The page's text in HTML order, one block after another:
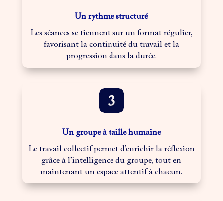
Un rythme structuré
Les séances se tiennent sur un format régulier,
favorisant la continuité du travail et la
progression dans la durée.
Un groupe à taille humaine
Le travail collectif permet d’enrichir la réflexion
grâce à l’intelligence du groupe, tout en
maintenant un espace attentif à chacun.